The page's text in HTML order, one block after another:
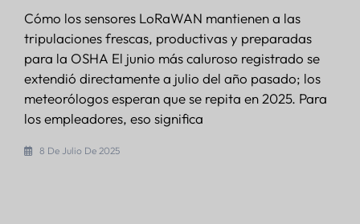
Cómo los sensores LoRaWAN mantienen a las
tripulaciones frescas, productivas y preparadas
para la OSHA El junio más caluroso registrado se
extendió directamente a julio del año pasado; los
meteorólogos esperan que se repita en 2025. Para
los empleadores, eso significa
8 De Julio De 2025